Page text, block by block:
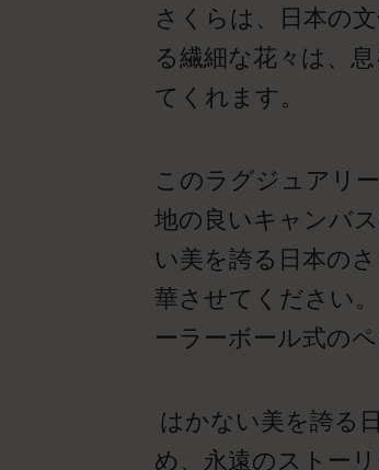
さくらは、日本の
る繊細な花々は、
てくれます。
このラグジュアリ
地の良いキャンバ
い美を誇る日本の
華させてください
ーラーボール式のペ
はかない美を誇る
め、永遠のストー